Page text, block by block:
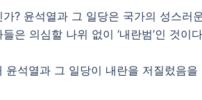
? 윤석열과 그 일당은 국가의 성스러
은 의심할 나위 없이 ‘내란범’인 것이
석열과 그 일당이 내란을 저질렀음